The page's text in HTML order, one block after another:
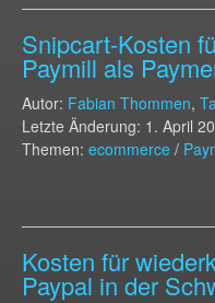
Snipcart-Kosten
Paymill als
Autor: Fabian Thommen,
Letzte Änderung: 1. April
Themen: ecommerce /
Kosten für
Paypal in der